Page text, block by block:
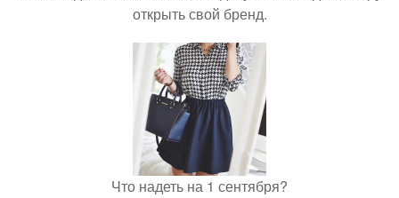
открыть свой бренд.
Что надеть на 1 сентября?